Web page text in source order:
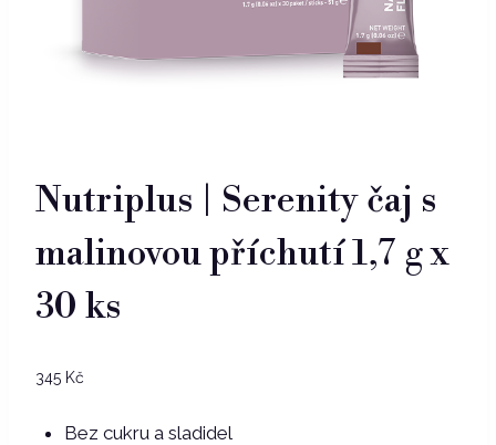
Nutriplus | Serenity čaj s
malinovou příchutí 1,7 g x
30 ks
345 Kč
Bez cukru a sladidel